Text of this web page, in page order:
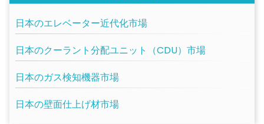
日本のエレベーター近代化市場
日本のクーラント分配ユニット（CDU）市場
日本のガス検知機器市場
日本の壁面仕上げ材市場